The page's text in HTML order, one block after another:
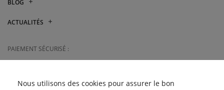
BLOG
Mitsubishi Electric vs
Atlantic : quelle marque de
Quelle climatisation choisir
pour son logement ?
ACTUALITÉS
et du Carrelage sont de
retour !
Pagot-Savoie
PAIEMENT SÉCURISÉ :
Nous utilisons des cookies pour assurer le bon